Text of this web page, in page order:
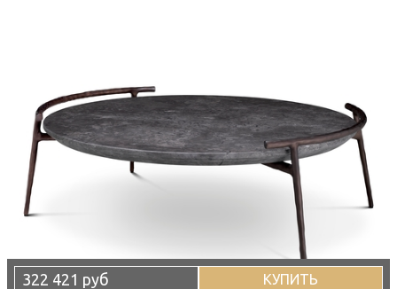
322 421 руб КУПИТЬ